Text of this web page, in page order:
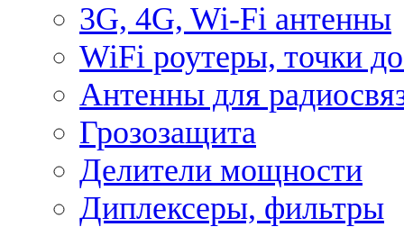
3G, 4G, Wi-Fi антенны
WiFi роутеры, точки
Антенны для
Грозозащита
Делители мощности
Диплексеры, фильтры